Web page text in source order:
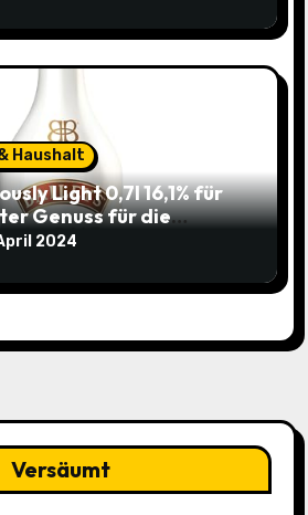
Haushalt
Light 0,7l 16,1% für
Genuss für die
14,99€)
2024
Versäumt